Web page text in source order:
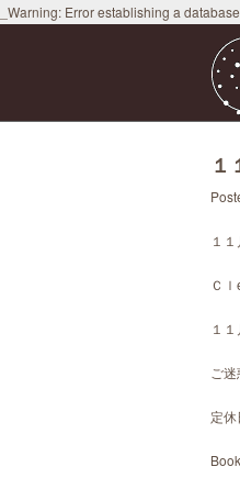
_Warning: Error establishing a
１
１
Ｃ
１
ご
定